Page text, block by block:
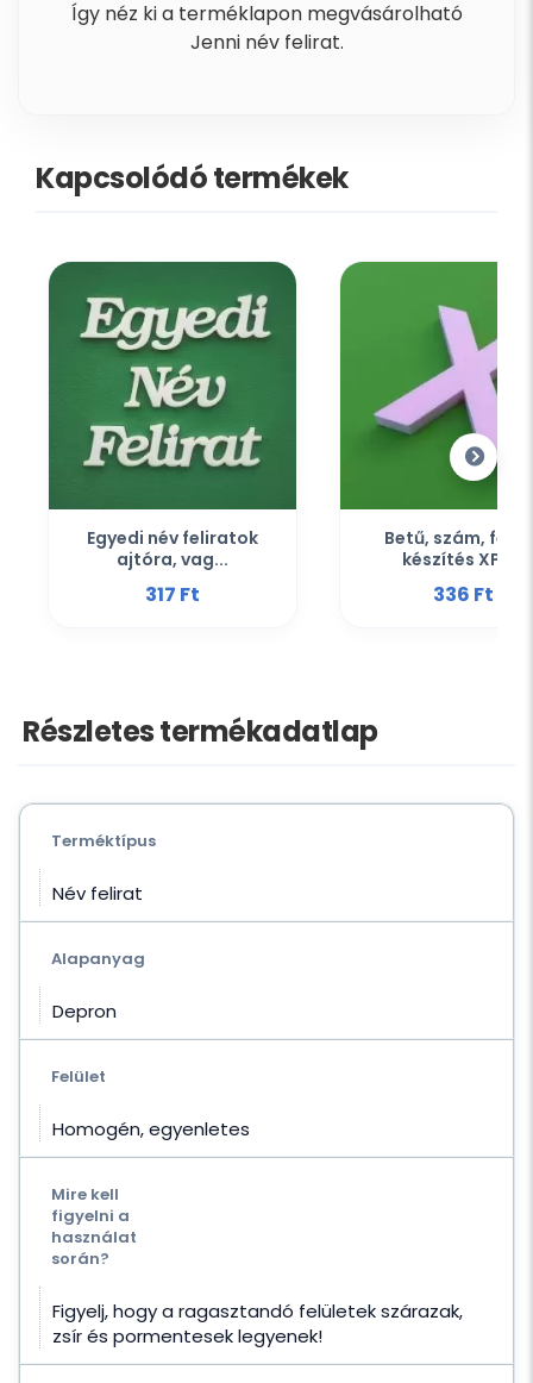
Így néz ki a terméklapon megvásárolható
Jenni név felirat.
Kapcsolódó termékek
Egyedi név feliratok
ajtóra, vag...
317 Ft‎
Betű, szám,
készítés XPS...
336 Ft‎
Részletes termékadatlap
Terméktípus
Név felirat
Alapanyag
Depron
Felület
Homogén, egyenletes
Mire kell
figyelni a
használat
során?
Figyelj, hogy a ragasztandó felületek szárazak,
zsír és pormentesek legyenek!